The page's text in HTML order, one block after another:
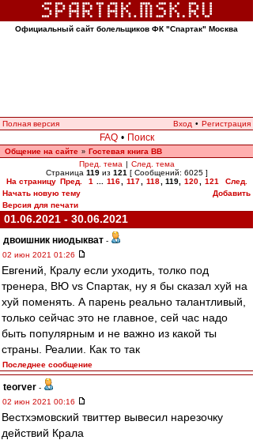
Официальный сайт болельщиков ФК "Спартак" Москва
Полная версия Вход • Регистрация
FAQ • Поиск
Общение на сайте » Гостевая книга ВВ
Пред. тема | След. тема
Страница 119из 121 [ Сообщений: 6025 ]
На страницу Пред. 1 116 117 118 119, 120 121
След.
Начать новую тему
Добавить
Версия для печати
01.06.2021 - 30.06.2021
двоишник ниодыкват -
02 июн 2021 01:26
Евгений, Кралу если уходить, толко под
тренера, ВЮ vs Спартак, ну я бы сказал хуй на
хуй поменять. А парень реально талантливый,
только сейчас это не главное, сей час надо
быть популярным и не важно из какой ты
страны. Реалии. Как то так
Последнее сообщение
teorver -
02 июн 2021 00:16
Вестхэмовский твиттер вывесил нарезочку
действий Крала